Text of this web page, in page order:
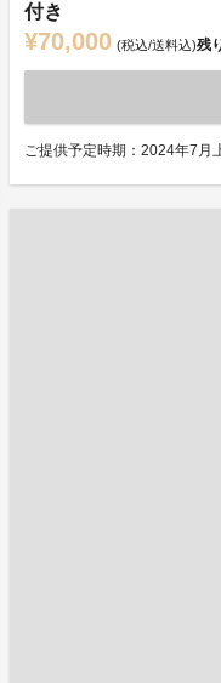
付き
¥70,000 (税込/送料込)残
ご提供予定時期：2024年7月